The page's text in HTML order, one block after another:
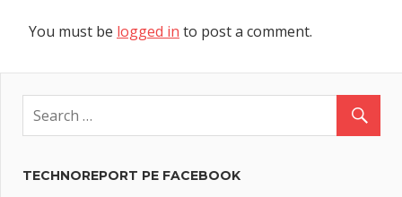
You must be logged in to post a comment.
TECHNOREPORT PE FACEBOOK